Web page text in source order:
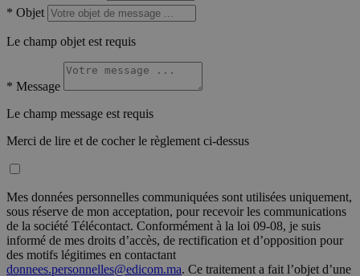
* Objet
Le champ objet est requis
* Message
Le champ message est requis
Merci de lire et de cocher le règlement ci-dessus
Mes données personnelles communiquées sont utilisées uniquement,
sous réserve de mon acceptation, pour recevoir les communications
de la société Télécontact. Conformément à la loi 09-08, je suis
informé de mes droits d’accès, de rectification et d’opposition pour
des motifs légitimes en contactant
donnees.personnelles@edicom.ma. Ce traitement a fait l’objet d’une